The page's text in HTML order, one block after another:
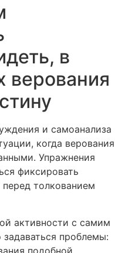
в
верования
и самоанализа
когда верования
Упражнения
фиксировать
толкованием
активности с самим
задаваться проблемы:
подобной